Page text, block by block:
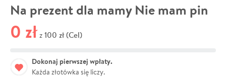
Na prezent dla mamy Nie mam pin
0 zł z 100 zł (Cel)
Dokonaj pierwszej wpłaty.
Każda złotówka się liczy.